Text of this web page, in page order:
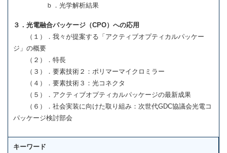
ｂ．光学解析結果
３．光電融合パッケージ（CPO）への応用
（１）．我々が提案する「アクティブオプティカルパッケー
ジ」の概要
（２）．特長
（３）．要素技術２：ポリマーマイクロミラー
（４）．要素技術３：光コネクタ
（５）．アクティブオプティカルパッケージの最新成果
（６）．社会実装に向けた取り組み：次世代GDC協議会光電コ
パッケージ検討部会
キーワード